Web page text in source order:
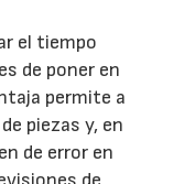
el tiempo
de poner en
permite a
piezas y, en
de error en